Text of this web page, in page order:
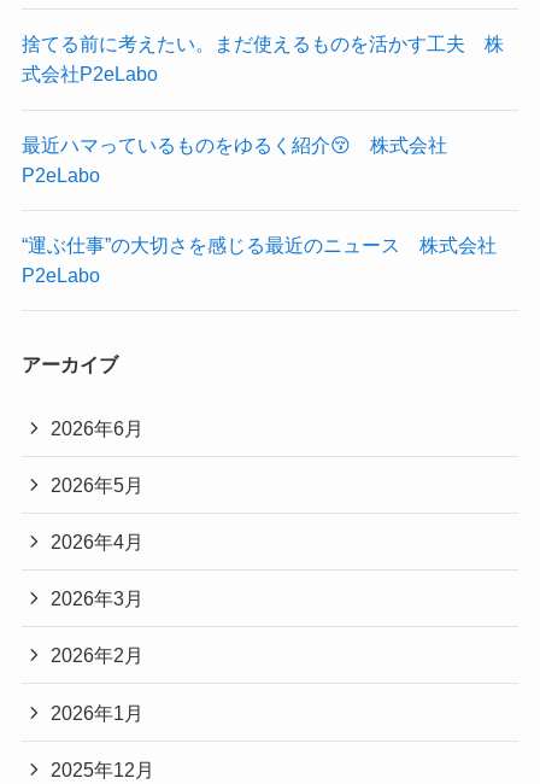
捨てる前に考えたい。まだ使えるものを活かす工夫 株
式会社P2eLabo
最近ハマっているものをゆるく紹介😚 株式会社
P2eLabo
“運ぶ仕事”の大切さを感じる最近のニュース 株式会社
P2eLabo
アーカイブ
2026年6月
2026年5月
2026年4月
2026年3月
2026年2月
2026年1月
2025年12月